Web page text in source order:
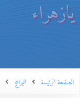
يازهراء
الصفحة الرئيسة البرامج